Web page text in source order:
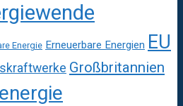
Energie Erneuerbare Energien EU
Großbritannien